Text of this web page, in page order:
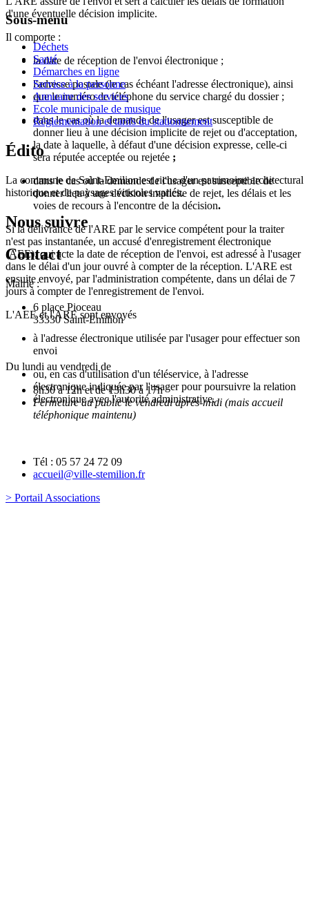
d'une éventuelle décision implicite.
Il comporte :
la date de réception de l'envoi électronique ;
l'adresse postale (le cas échéant l'adresse électronique), ainsi
que le numéro de téléphone du service chargé du dossier ;
dans le cas où la demande de l'usager est susceptible de
donner lieu à une décision implicite de rejet ou d'acceptation,
la date à laquelle, à défaut d'une décision expresse, celle-ci
sera réputée acceptée ou rejetée ;
dans le cas où la demande de l'usager est susceptible de
donner lieu à une décision implicite de rejet, les délais et les
voies de recours à l'encontre de la décision.
Si la délivrance de l'ARE par le service compétent pour la traiter
n'est pas instantanée, un accusé d'enregistrement électronique
(AEE), qui acte la date de réception de l'envoi, est adressé à l'usager
dans le délai d'un jour ouvré à compter de la réception. L'ARE est
ensuite envoyé, par l'administration compétente, dans un délai de 7
jours à compter de l'enregistrement de l'envoi.
L'AEE et l'ARE sont envoyés
à l'adresse électronique utilisée par l'usager pour effectuer son
envoi
ou, en cas d'utilisation d'un téléservice, à l'adresse
électronique indiquée par l'usager pour poursuivre la relation
électronique avec l'autorité administrative.
Sous-menu
Déchets
Santé
Démarches en ligne
Service à la personne
Annuaire des services
Ecole municipale de musique
Réglementation et tarifs du stationnement
Édito
La commune de Saint-Emilion est riche d'un patrimoine architectural
historique et de paysages viticoles variés.
Nous suivre
Contact
Mairie :
6 place Pioceau
33330 Saint-Emilion
Du lundi au vendredi de
8h30 à 12h et de 13h30 à 17h
Fermeture au public le vendredi après-midi (mais accueil
téléphonique maintenu)
Tél : 05 57 24 72 09
accueil@ville-stemilion.fr
> Portail Associations